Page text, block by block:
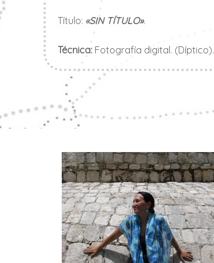
Título: «SIN TÍTULO».
Técnica: Fotografía digital. (Díptico).